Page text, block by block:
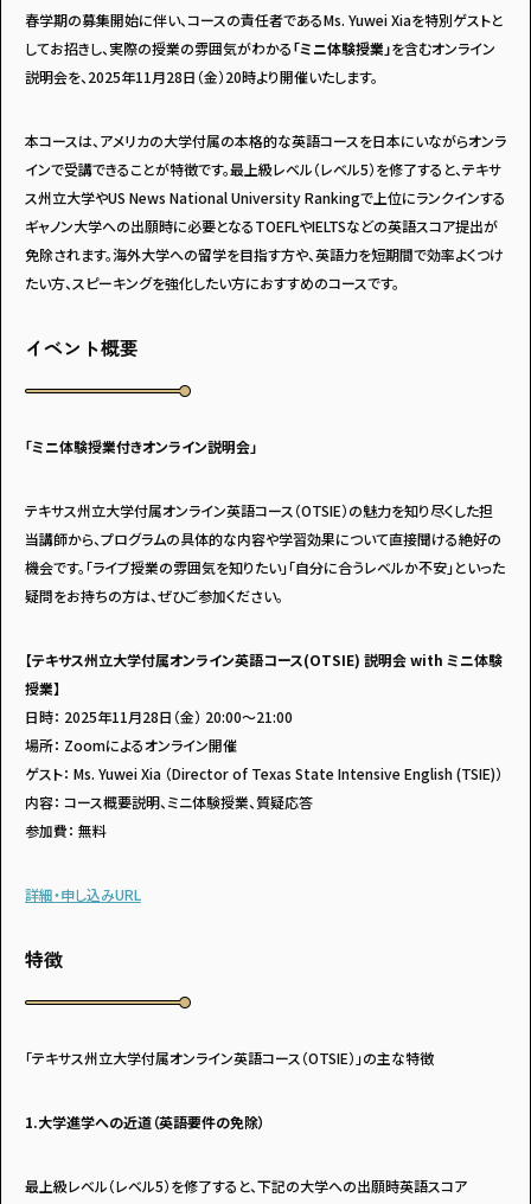
アンケートに
春学期の募集開始に伴い、コースの責任者であるMs. Yuwei Xiaを特別ゲストと
してお招きし、実際の授業の雰囲気がわかる「ミニ体験授業」を含むオンライン
説明会を、2025年11月28日（金）20時より開催いたします。
本コースは、アメリカの大学付属の本格的な英語コースを日本にいながらオンラ
インで受講できることが特徴です。最上級レベル（レベル5）を修了すると、テキサ
ス州立大学やUS News National University Rankingで上位にランクインする
ギャノン大学への出願時に必要となるTOEFLやIELTSなどの英語スコア提出が
免除されます。海外大学への留学を目指す方や、英語力を短期間で効率よくつけ
たい方、スピーキングを強化したい方におすすめのコースです。
イベント概要
「ミニ体験授業付きオンライン説明会」
テキサス州立大学付属オンライン英語コース（OTSIE）の魅力を知り尽くした担
当講師から、プログラムの具体的な内容や学習効果について直接聞ける絶好の
機会です。「ライブ授業の雰囲気を知りたい」「自分に合うレベルか不安」といった
疑問をお持ちの方は、ぜひご参加ください。
【テキサス州立大学付属オンライン英語コース(OTSIE) 説明会 with ミニ体験
授業】
日時： 2025年11月28日（金） 20:00～21:00
場所： Zoomによるオンライン開催
ゲスト： Ms. Yuwei Xia （Director of Texas State Intensive English (TSIE)）
内容： コース概要説明、ミニ体験授業、質疑応答
参加費： 無料
詳細・申し込みURL
特徴
「テキサス州立大学付属オンライン英語コース（OTSIE）」の主な特徴
1.大学進学への近道（英語要件の免除）
最上級レベル（レベル5）を修了すると、下記の大学への出願時英語スコア